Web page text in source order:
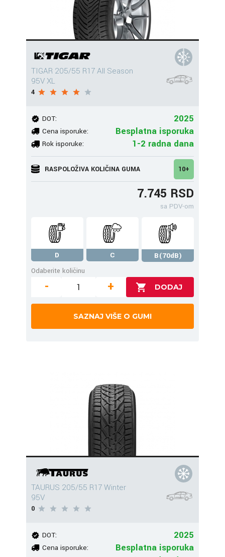
TIGAR 205/55 R17 All Season
95V XL
4
DOT: 2025
Cena isporuke: Besplatna isporuka
Rok isporuke: 1-2 radna dana
RASPOLOŽIVA KOLIČINA GUMA 10+
7.745 RSD
sa PDV-om
D C
B(70dB)
Odaberite količinu
- +
SAZNAJ VIŠE O GUMI
TAURUS 205/55 R17 Winter
95V
0
DOT: 2025
Cena isporuke: Besplatna isporuka